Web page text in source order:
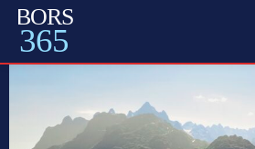
BORS
365